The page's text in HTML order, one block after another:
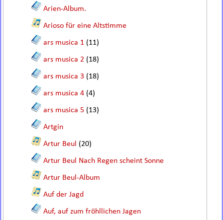
Arien-Album.
Arioso für eine Altstimme
ars musica 1 (11)
ars musica 2 (18)
ars musica 3 (18)
ars musica 4 (4)
ars musica 5 (13)
Artgin
Artur Beul (20)
Artur Beul Nach Regen scheint Sonne
Artur Beul-Album
Auf der Jagd
Auf, auf zum fröhllichen Jagen